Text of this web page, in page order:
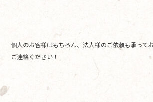
個人のお客様はもちろん、法人様のご依頼も承って
ご連絡ください！